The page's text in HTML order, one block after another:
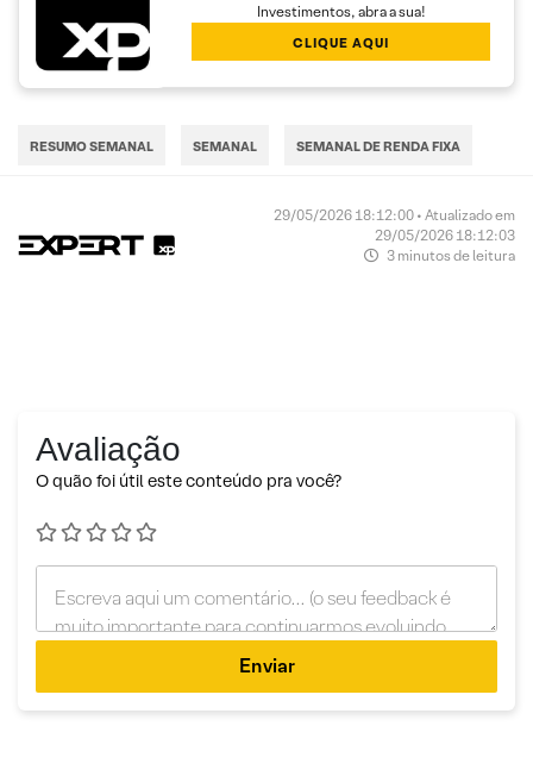
Investimentos, abra a sua!
CLIQUE AQUI
RESUMO SEMANAL SEMANAL SEMANAL DE RENDA FIXA
29/05/2026 18:12:00 • Atualizado em
29/05/2026 18:12:03
3 minutos de leitura
Avaliação
O quão foi útil este conteúdo pra você?
Enviar